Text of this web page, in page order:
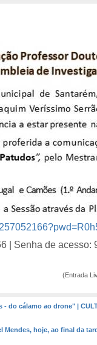
Senha de acesso:
(Entrada
do cálamo ao drone" |
Mendes, hoje, ao final da